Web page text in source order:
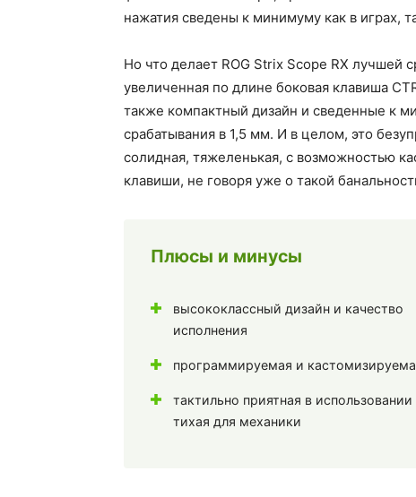
нажатия сведены к минимуму как в играх,
Но что делает ROG Strix Scope RX лучшей
увеличенная по длине боковая клавиша
также компактный дизайн и сведенные к
срабатывания в 1,5 мм. И в целом, это
солидная, тяжеленькая, с возможностью
клавиши, не говоря уже о такой
Плюсы и минусы
высококлассный дизайн и качество
исполнения
программируемая и
тактильно приятная в использовании
тихая для механики